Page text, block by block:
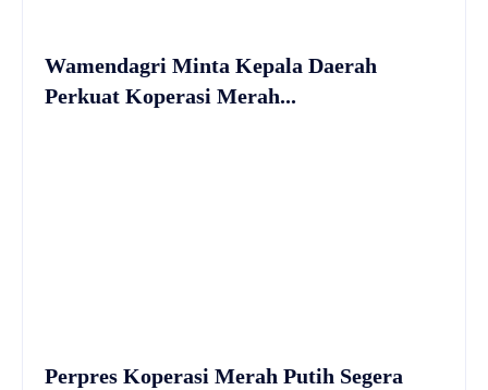
Wamendagri Minta Kepala Daerah
Perkuat Koperasi Merah...
Perpres Koperasi Merah Putih Segera